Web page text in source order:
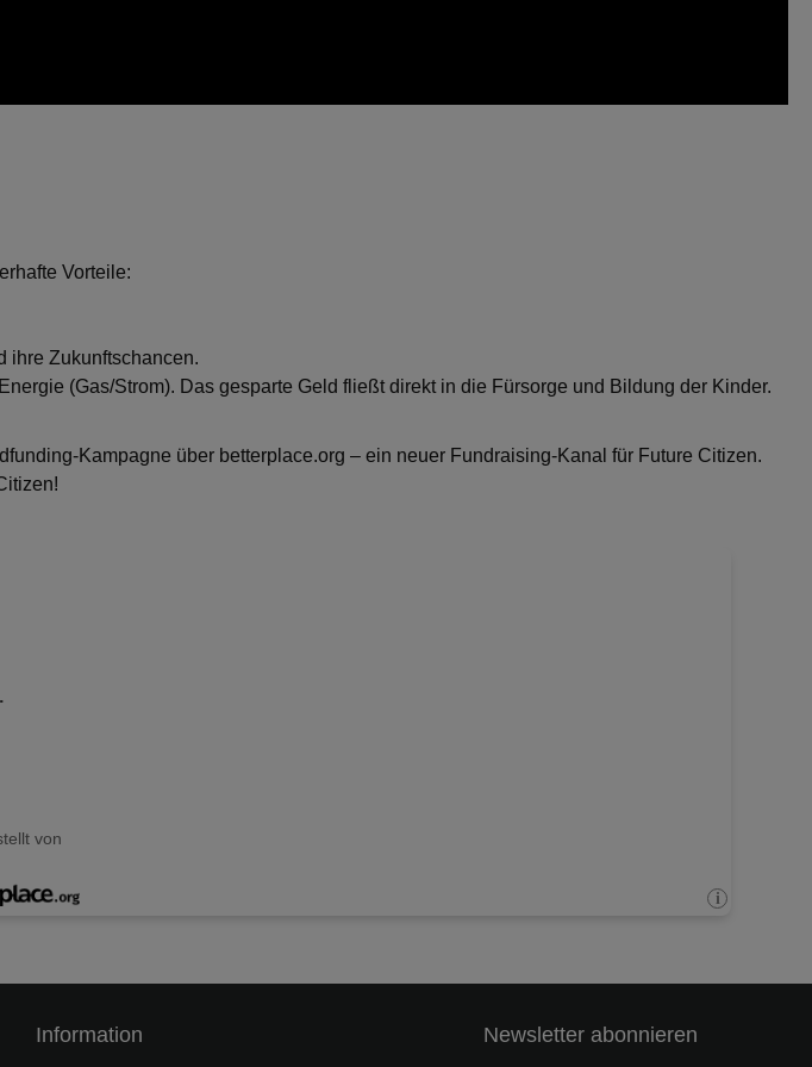
Vorteile:
ihre Zukunftschancen.
(Gas/Strom). Das gesparte Geld fließt direkt in die Fürsorge und Bildung der Kinder.
Kampagne über betterplace.org – ein neuer Fundraising-Kanal für Future Citizen.
Information Newsletter abonnieren